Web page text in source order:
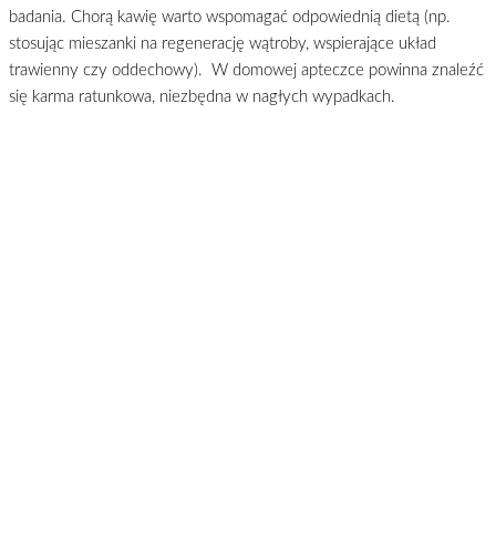
badania. Chorą kawię warto wspomagać odpowiednią dietą (np.
stosując mieszanki na regenerację wątroby, wspierające układ
trawienny czy oddechowy). W domowej apteczce powinna znaleźć
się karma ratunkowa, niezbędna w nagłych wypadkach.